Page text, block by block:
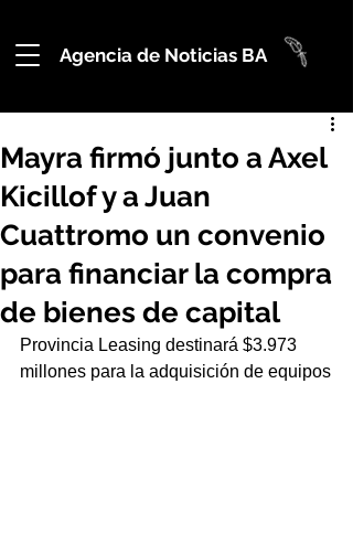
Agencia de Noticias BA
Mayra firmó junto a Axel
Kicillof y a Juan
Cuattromo un convenio
para financiar la compra
de bienes de capital
Provincia Leasing destinará $3.973
millones para la adquisición de equipos